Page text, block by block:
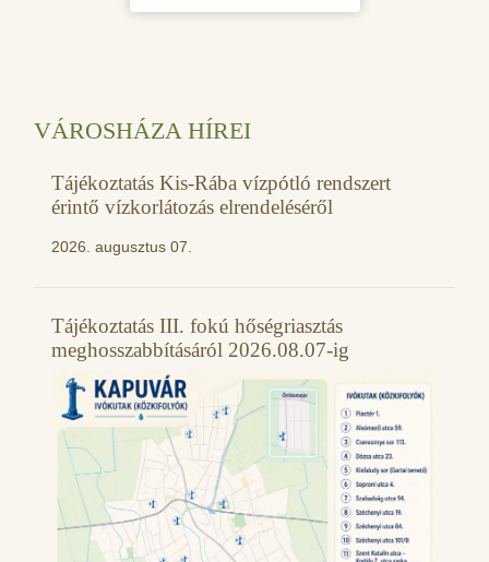
VÁROSHÁZA HÍREI
Tájékoztatás Kis-Rába vízpótló rendszert
érintő vízkorlátozás elrendeléséről
2026. augusztus 07.
Tájékoztatás III. fokú hőségriasztás
meghosszabbításáról 2026.08.07-ig